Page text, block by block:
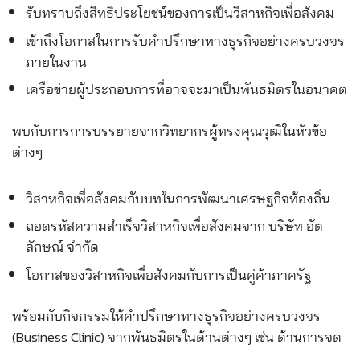
รับทราบถึงสิทธิประโยชน์ของการเป็นวิสาหกิจเพื่อสังคม
เข้าถึงโอกาสในการรับคำปรึกษาทางธุรกิจอย่างครบวงจร
ภายในงาน
เครือข่ายผู้ประกอบการที่อาจจะมาเป็นพันธมิตรในอนาคต
พบกับการการบรรยายจากวิทยากรผู้ทรงคุณวุฒิในหัวข้อ
ต่างๆ
วิสาหกิจเพื่อสังคมกับบทในการพัฒนาเศรษฐกิจท้องถิ่น
ถอดรหัสความสำเร็จวิสาหกิจเพื่อสังคมจาก บริษัท อัต
ลักษณ์ จำกัด
โอกาสของวิสาหกิจเพื่อสังคมกับการเป็นคู่ค้าภาครัฐ
พร้อมกับกิจกรรมให้คำปรึกษาทางธุรกิจอย่างครบวงจร
(Business Clinic) จากพันธมิตรในด้านต่างๆ เช่น ด้านการจด